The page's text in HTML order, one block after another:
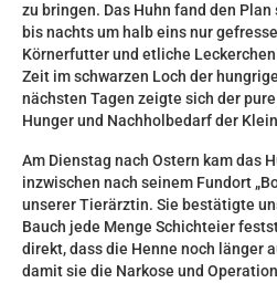
zu bringen. Das Huhn fand den
bis nachts um halb eins nur
Körnerfutter und etliche
Zeit im schwarzen Loch der
nächsten Tagen zeigte sich der
Hunger und Nachholbedarf der
Am Dienstag nach Ostern kam das
inzwischen nach seinem Fundort
unserer Tierärztin. Sie bestätigte
Bauch jede Menge Schichteier
direkt, dass die Henne noch länger
damit sie die Narkose und